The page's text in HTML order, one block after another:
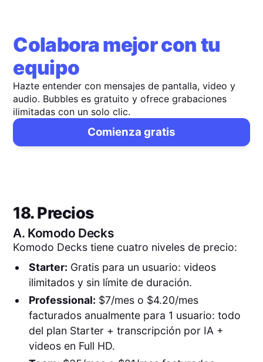
Colabora mejor con tu
equipo
Hazte entender con mensajes de pantalla, video y
audio. Bubbles es gratuito y ofrece grabaciones
ilimitadas con un solo clic.
Comienza gratis
18. Precios
A. Komodo Decks
Komodo Decks tiene cuatro niveles de precio:
Starter: Gratis para un usuario: videos
ilimitados y sin límite de duración.
Professional: $7/mes o $4.20/mes
facturados anualmente para 1 usuario: todo
del plan Starter + transcripción por IA +
videos en Full HD.